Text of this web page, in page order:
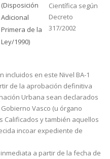
(Disposición
Adicional
Primera de la
Ley/1990)
Científica según
Decreto
317/2002
incluidos en este Nivel BA-1
de la aprobación definitiva
Urbana sean declarados
Vasco (u órgano
Calificados y también aquellos
incoar expediente de
a partir de la fecha de